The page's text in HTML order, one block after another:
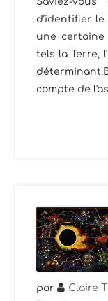
d’identifier
une certaine
tels la Terre,
compte de
par Claire